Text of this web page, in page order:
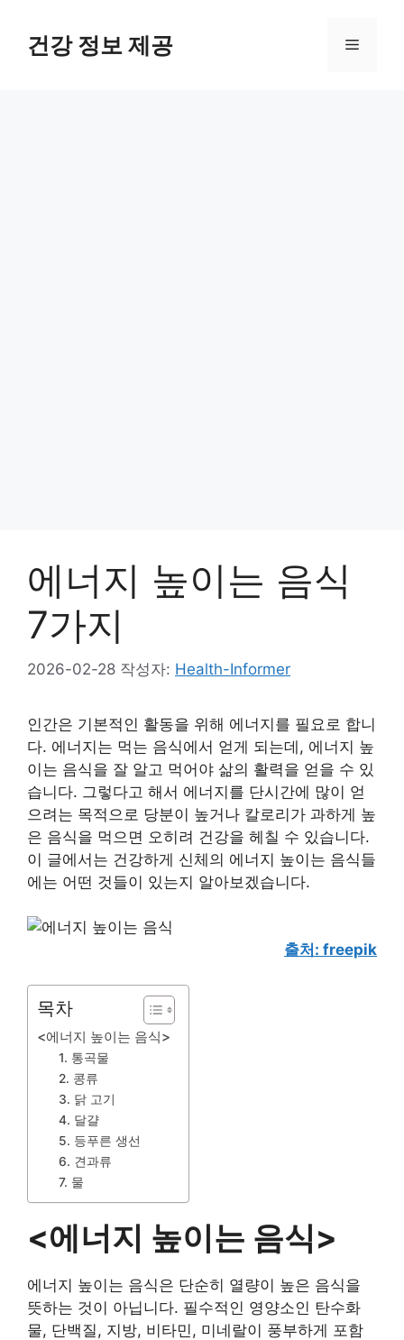
건강 정보 제공 메
에너지 높이는 음식
7가지
2026-02-28 작성자: Health-Informer
인간은 기본적인 활동을 위해 에너지를 필요로 합니
다. 에너지는 먹는 음식에서 얻게 되는데, 에너지 높
이는 음식을 잘 알고 먹어야 삶의 활력을 얻을 수 있
습니다. 그렇다고 해서 에너지를 단시간에 많이 얻
으려는 목적으로 당분이 높거나 칼로리가 과하게 높
은 음식을 먹으면 오히려 건강을 헤칠 수 있습니다.
이 글에서는 건강하게 신체의 에너지 높이는 음식들
에는 어떤 것들이 있는지 알아보겠습니다.
출처: freepik
목차
<에너지 높이는 음식>
1. 통곡물
2. 콩류
3. 닭 고기
4. 달걀
​5. 등푸른 생선
6. 견과류
7. 물
<에너지 높이는 음식>
에너지 높이는 음식은 단순히 열량이 높은 음식을
뜻하는 것이 아닙니다. 필수적인 영양소인 탄수화
물, 단백질, 지방, 비타민, 미네랄이 풍부하게 포함